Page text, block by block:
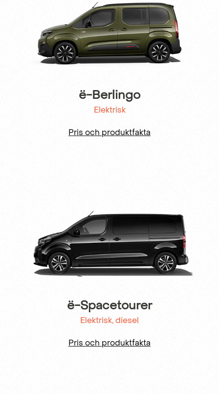
ë-Berlingo
Elektrisk
Pris och produktfakta
ë-Spacetourer
Elektrisk, diesel
Pris och produktfakta